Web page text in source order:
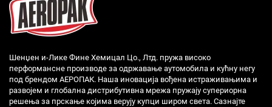
Шенџен и-Лике Фине Хемицал Цо., Лтд. пружа високо
перформансне производе за одржавање аутомобила и кућну негу
под брендом АЕРОПАК. Наша иновација вођена истраживањима и
развојем и глобална дистрибутивна мрежа пружају супериорна
решења за прскање којима верују купци широм света. Сазнајте